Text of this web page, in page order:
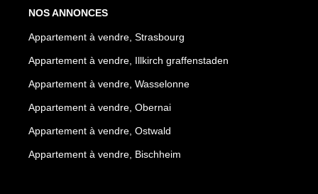
NOS ANNONCES
Appartement à vendre, Strasbourg
Appartement à vendre, Illkirch graffenstaden
Appartement à vendre, Wasselonne
Appartement à vendre, Obernai
Appartement à vendre, Ostwald
Appartement à vendre, Bischheim